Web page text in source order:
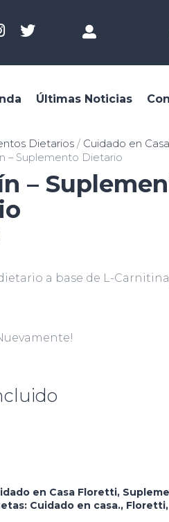
Últimas Noticias
Dietarios/ Cuidado en Casa
– Suplemento Dietario
–
a base de L-
en Casa Floretti,
Cuidado en casa., Floretti,